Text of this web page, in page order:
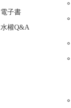
電子書
水權Q&A